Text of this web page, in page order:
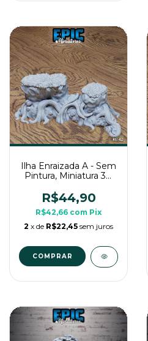
Ilha Enraizada A - Sem
Pintura, Miniatura 3D
Mesa
R$44,90
R$42,66 com Pix
2 x de R$22,45 sem juros